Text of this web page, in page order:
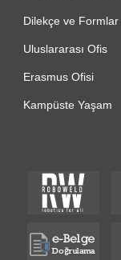
Dilekçe ve Formlar
Uluslararası Ofis
Erasmus Ofisi
Kampüste Yaşam